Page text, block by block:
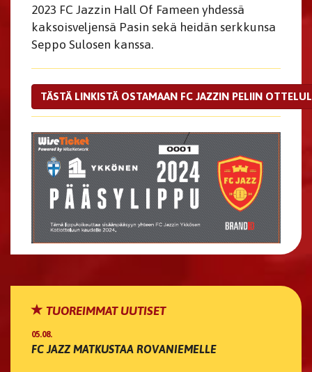
2023 FC Jazzin Hall Of Fameen yhdessä
kaksoisveljensä Pasin sekä heidän serkkunsa
Seppo Sulosen kanssa.
TÄSTÄ LINKISTÄ OSTAMAAN FC JAZZIN PELIIN
TUOREIMMAT UUTISET
05.08.
FC JAZZ MATKUSTAA ROVANIEMELLE